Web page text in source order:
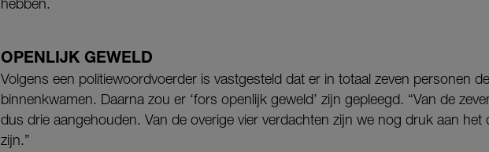
hebben.
OPENLIJK GEWELD
Volgens een politiewoordvoerder is vastgesteld dat er in totaal zeven personen
binnenkwamen. Daarna zou er ‘fors openlijk geweld’ zijn gepleegd. “Van de
dus drie aangehouden. Van de overige vier verdachten zijn we nog druk aan het
zijn.”